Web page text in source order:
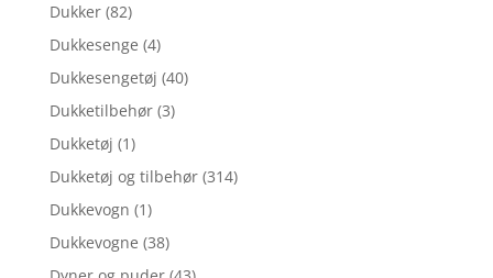
Dukker (82)
Dukkesenge (4)
Dukkesengetøj (40)
Dukketilbehør (3)
Dukketøj (1)
Dukketøj og tilbehør (314)
Dukkevogn (1)
Dukkevogne (38)